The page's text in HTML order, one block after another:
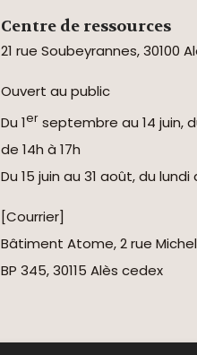
Centre de ressources
21 rue Soubeyrannes, 30100
Ouvert au public
Du 1er septembre au 14 juin,
de 14h à 17h
Du 15 juin au 31 août, du
[Courrier]
Bâtiment Atome, 2 rue
BP 345, 30115 Alès cedex